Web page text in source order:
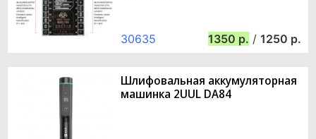
30635 1350 / 1250
Шлифовальная аккумуляторная
машинка 2UUL DA84